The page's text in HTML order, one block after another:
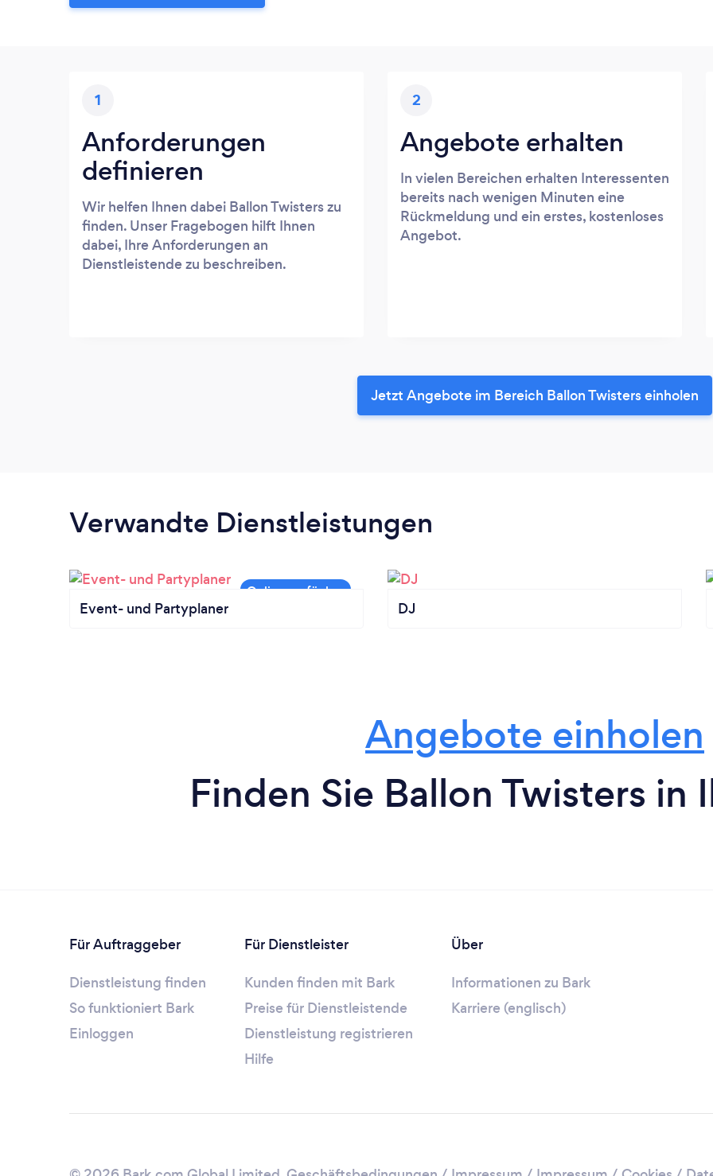
1
Anforderungen
definieren
Wir helfen Ihnen dabei Ballon Twisters zu
finden. Unser Fragebogen hilft Ihnen
dabei, Ihre Anforderungen an
Dienstleistende zu beschreiben.
2
Angebote erhalten
In vielen Bereichen erhalten Interessenten
bereits nach wenigen Minuten eine
Rückmeldung und ein erstes, kostenloses
Angebot.
Jetzt Angebote im Bereich Ballon Twisters einholen
Verwandte Dienstleistungen
Event- und Partyplaner DJ
Angebote einholen
Finden Sie Ballon Twisters in
Für Auftraggeber
Dienstleistung finden
So funktioniert Bark
Einloggen
Für Dienstleister
Kunden finden mit Bark
Preise für Dienstleistende
Dienstleistung registrieren
Hilfe
Über
Informationen zu Bark
Karriere (englisch)